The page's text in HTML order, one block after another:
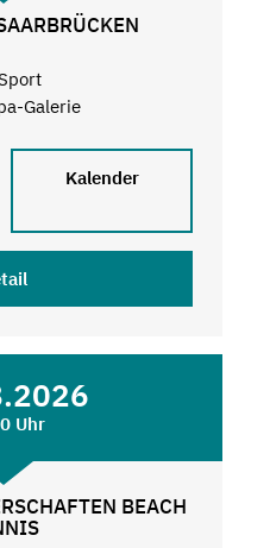
Galerie
Kalender
Uhr
BEACH